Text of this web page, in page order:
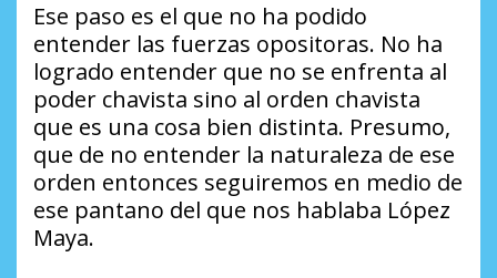
Ese paso es el que no ha podido
entender las fuerzas opositoras. No ha
logrado entender que no se enfrenta al
poder chavista sino al orden chavista
que es una cosa bien distinta. Presumo,
que de no entender la naturaleza de ese
orden entonces seguiremos en medio de
ese pantano del que nos hablaba López
Maya.